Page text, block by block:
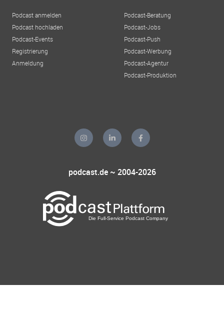
Podcast anmelden
Podcast hochladen
Podcast-Events
Registrierung
Anmeldung
Podcast-Beratung
Podcast-Jobs
Podcast-Push
Podcast-Werbung
Podcast-Agentur
Podcast-Produktion
podcast.de ~ 2004-2026